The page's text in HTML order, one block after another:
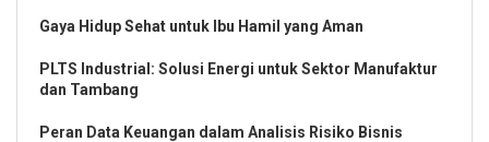
Gaya Hidup Sehat untuk Ibu Hamil yang Aman
PLTS Industrial: Solusi Energi untuk Sektor Manufaktur
dan Tambang
Peran Data Keuangan dalam Analisis Risiko Bisnis